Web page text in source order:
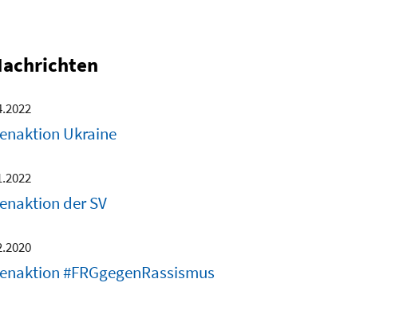
Ukraine
der SV
#FRGgegenRassismus